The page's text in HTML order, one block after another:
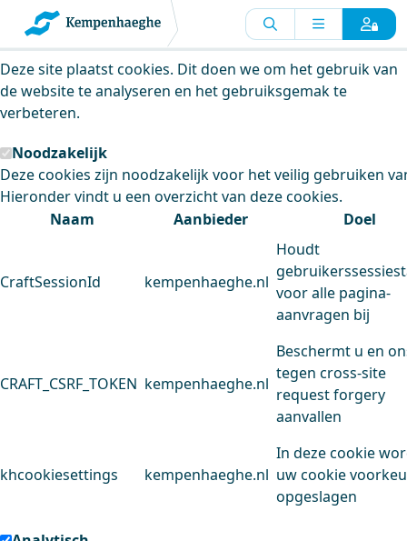
Kempenhaeghe maakt gebruik van
cookies
Deze site plaatst cookies. Dit doen we om het gebruik van
de website te analyseren en het gebruiksgemak te
verbeteren.
Noodzakelijk
Deze cookies zijn noodzakelijk voor het veilig gebruiken
Hieronder vindt u een overzicht van deze cookies.
Naam
Aanbieder Doel
CraftSessionId kempenhaeghe.nl
Houdt
voor alle pagina-
aanvragen bij
CRAFT_CSRF_TOKEN kempenhaeghe.nl
Beschermt u en
tegen cross-site
request forgery
aanvallen
khcookiesettings kempenhaeghe.nl
In deze cookie
uw cookie
opgeslagen